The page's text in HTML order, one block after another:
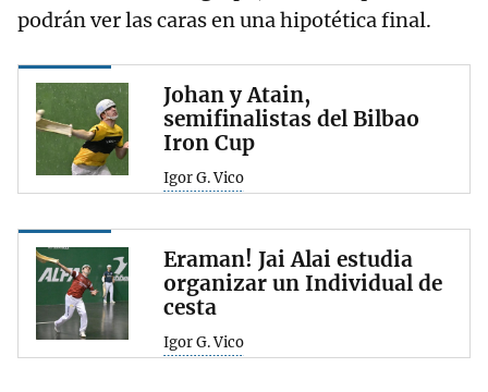
podrán ver las caras en una hipotética final.
Johan y Atain,
semifinalistas del Bilbao
Iron Cup
Igor G. Vico
Eraman! Jai Alai estudia
organizar un Individual de
cesta
Igor G. Vico